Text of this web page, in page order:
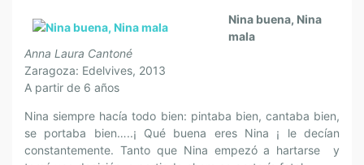
Nina buena, Nina
mala
Anna Laura Cantoné
Zaragoza: Edelvives, 2013
A partir de 6 años
Nina siempre hacía todo bien: pintaba bien, cantaba bien,
se portaba bien…..¡ Qué buena eres Nina ¡ le decían
constantemente. Tanto que Nina empezó a hartarse y